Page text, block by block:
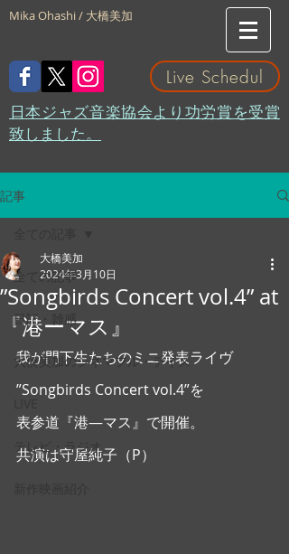
Mika Ohashi / 大橋美加
Live Schedul
​日本ジャズ音楽協会より功労賞を受賞
致しました。
記事
全ての記事
日記・雑感
大橋美加のシネマフル・デイズ
テレビ・ラジオ
”Songbirds Concert vol.4” at
『港ーマス』
大橋美加
2024年3月10日
我が門下生たちのミニ発表ライヴ
”Songbirds Concert vol.4”を
表参道『港―マス』で開催。
共演は守屋純子（P）